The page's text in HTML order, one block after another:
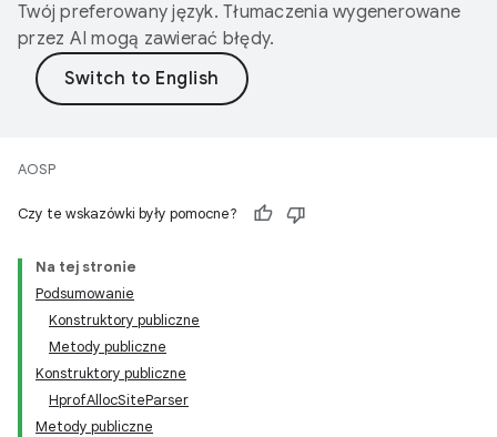
Twój preferowany język. Tłumaczenia wygenerowane
przez AI mogą zawierać błędy.
AOSP
Czy te wskazówki były pomocne?
Na tej stronie
Podsumowanie
Konstruktory publiczne
Metody publiczne
Konstruktory publiczne
HprofAllocSiteParser
Metody publiczne